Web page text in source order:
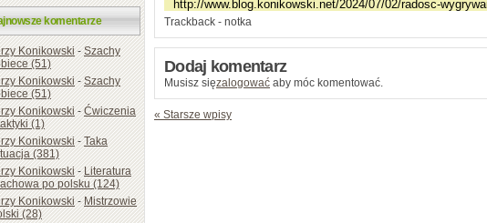
komentarze
Konikowski-Szachy
(51)
Konikowski-Szachy
(51)
Konikowski-Ćwiczenia
(1)
Konikowski-Taka
(381)
Konikowski-Literatura
po polsku (124)
Konikowski-Mistrzowie
(28)
Trackback - notka
Dodaj komentarz
Musisz sięzalogować aby móc komentować.
« Starsze wpisy